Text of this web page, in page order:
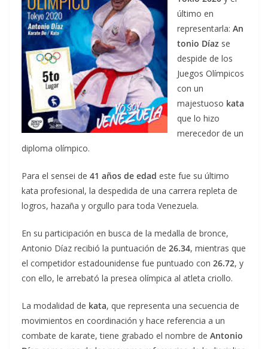
último en
representarla: An
tonio Díaz se
despide de los
Juegos Olímpicos
con un
majestuoso kata
que lo hizo
merecedor de un
diploma olímpico.
Para el sensei de 41 años de edad este fue su último
kata profesional, la despedida de una carrera repleta de
logros, hazaña y orgullo para toda Venezuela.
En su participación en busca de la medalla de bronce,
Antonio Díaz recibió la puntuación de 26.34, mientras que
el competidor estadounidense fue puntuado con 26.72, y
con ello, le arrebató la presea olímpica al atleta criollo.
La modalidad de kata, que representa una secuencia de
movimientos en coordinación y hace referencia a un
combate de karate, tiene grabado el nombre de Antonio